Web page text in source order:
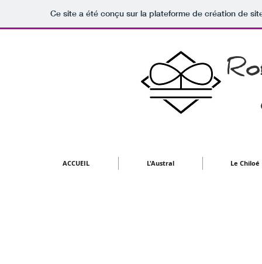
Ce site a été conçu sur la plateforme de création de
ACCUEIL L'Austral Le Chiloé